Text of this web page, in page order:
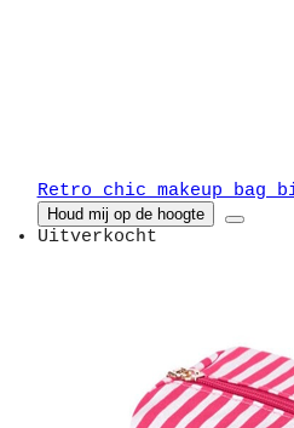
Retro chic makeup bag
Houd mij op de hoogte
Uitverkocht